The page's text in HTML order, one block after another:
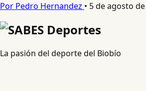
Por Pedro Hernandez • 5 de agosto
La pasión del deporte del Biobío